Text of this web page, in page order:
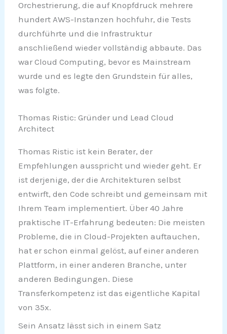
Orchestrierung, die auf Knopfdruck mehrere
hundert AWS-Instanzen hochfuhr, die Tests
durchführte und die Infrastruktur
anschließend wieder vollständig abbaute. Das
war Cloud Computing, bevor es Mainstream
wurde und es legte den Grundstein für alles,
was folgte.
Thomas Ristic: Gründer und Lead Cloud
Architect
Thomas Ristic ist kein Berater, der
Empfehlungen ausspricht und wieder geht. Er
ist derjenige, der die Architekturen selbst
entwirft, den Code schreibt und gemeinsam mit
Ihrem Team implementiert. Über 40 Jahre
praktische IT-Erfahrung bedeuten: Die meisten
Probleme, die in Cloud-Projekten auftauchen,
hat er schon einmal gelöst, auf einer anderen
Plattform, in einer anderen Branche, unter
anderen Bedingungen. Diese
Transferkompetenz ist das eigentliche Kapital
von 35x.
Sein Ansatz lässt sich in einem Satz